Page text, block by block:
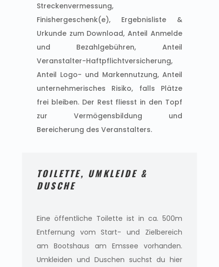
Streckenvermessung,
Finishergeschenk(e), Ergebnisliste &
Urkunde zum Download, Anteil Anmelde
und Bezahlgebühren, Anteil
Veranstalter-Haftpflichtversicherung,
Anteil Logo- und Markennutzung, Anteil
unternehmerisches Risiko, falls Plätze
frei bleiben. Der Rest fliesst in den Topf
zur Vermögensbildung und
Bereicherung des Veranstalters.
TOILETTE, UMKLEIDE &
DUSCHE
Eine öffentliche Toilette ist in ca. 500m
Entfernung vom Start- und Zielbereich
am Bootshaus am Emssee vorhanden.
Umkleiden und Duschen suchst du hier